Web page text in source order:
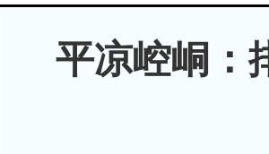
平凉崆峒：